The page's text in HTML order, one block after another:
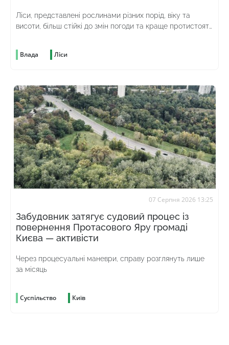
Ліси, представлені рослинами різних порід, віку та
висоти, більш стійкі до змін погоди та краще протистоять
Влада Ліси
07 Серпня 2026 13:25
Забудовник затягує судовий процес із
повернення Протасового Яру громаді
Києва — активісти
Через процесуальні маневри, справу розглянуть лише
за місяць
Суспільство Київ